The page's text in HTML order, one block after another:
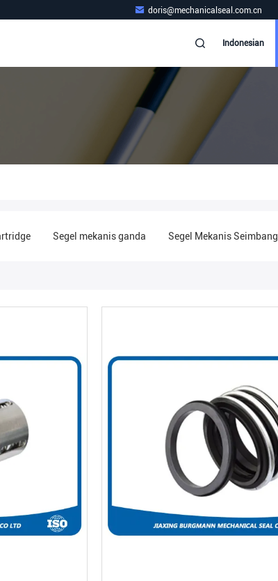
doris@mechanicalseal.com.cn
Indonesian
Segel mekanis ganda Segel Mekanis Seimbang